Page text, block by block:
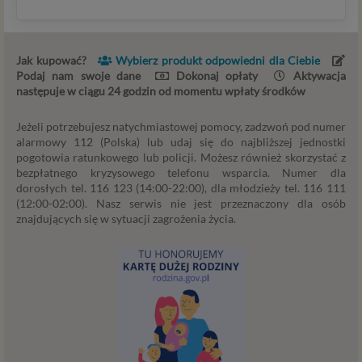
Jak kupować?
Wybierz produkt odpowiedni dla Ciebie
Podaj nam swoje dane
Dokonaj opłaty
Aktywacja
następuje w ciągu 24 godzin od momentu wpłaty środków
Jeżeli potrzebujesz natychmiastowej pomocy, zadzwoń pod numer
alarmowy 112 (Polska) lub udaj się do najbliższej jednostki
pogotowia ratunkowego lub policji. Możesz również skorzystać z
bezpłatnego kryzysowego telefonu wsparcia. Numer dla
dorosłych tel. 116 123 (14:00-22:00), dla młodzieży tel. 116 111
(12:00-02:00). Nasz serwis nie jest przeznaczony dla osób
znajdujących się w sytuacji zagrożenia życia.
powyżej. Twoje dane przetwarzane będą do czasu
istnienia podstawy do ich przetwarzania – czyli w
przypadku udzielenia zgody do momentu jej cofnięcia,
ograniczających tę zgodę, w przypadku niezbędności
danych do wykonania umowy – przez czas jej
wykonywania, a w przypadku, gdy podstawą
przetwarzania danych jest uzasadniony interes
administratora – do czasu istnienia tego uzasadnionego
interesu.
Administratorami Twoich danych osobowych Psychology
Consulting Aneta Styńska właściciel serwisu
internetowego Psychorada.pl. Pełne dane administratora
możesz sprawdzić wchodząc na podstrone Kontakt.
Znajdziesz tam również informację o naszych Zaufanych